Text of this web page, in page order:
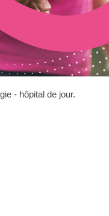
- hôpital de jour.